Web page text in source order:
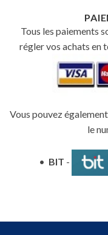
Tous les paiements
régler vos achats en
Vous pouvez
le
• BIT -